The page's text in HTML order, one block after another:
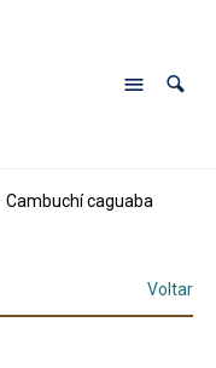
Cambuchí caguaba
Voltar